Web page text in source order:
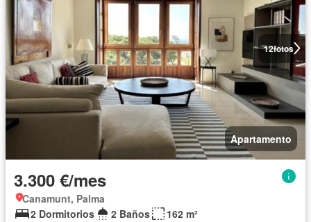
12fotos
Apartamento
3.300 €/mes
Canamunt, Palma
2 Dormitorios
2 Baños
162 m²